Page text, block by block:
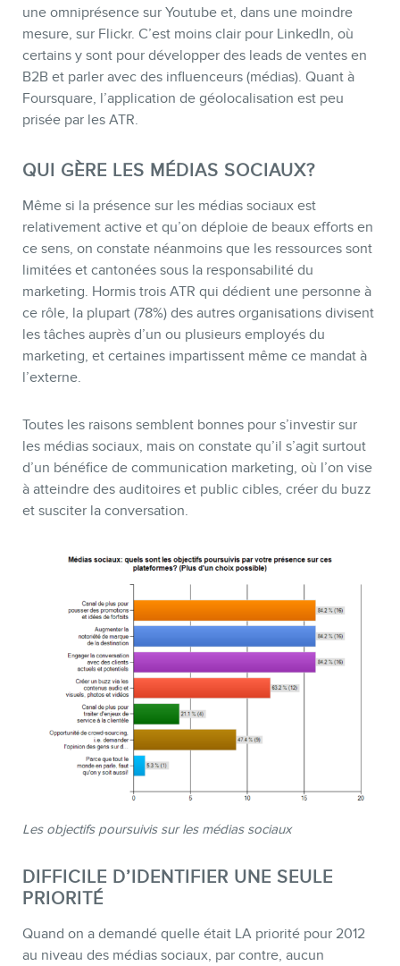
une omniprésence sur Youtube et, dans une moindre
mesure, sur Flickr. C’est moins clair pour LinkedIn, où
certains y sont pour développer des leads de ventes en
B2B et parler avec des influenceurs (médias). Quant à
Foursquare, l’application de géolocalisation est peu
prisée par les ATR.
QUI GÈRE LES MÉDIAS SOCIAUX?
Même si la présence sur les médias sociaux est
relativement active et qu’on déploie de beaux efforts en
ce sens, on constate néanmoins que les ressources sont
limitées et cantonées sous la responsabilité du
marketing. Hormis trois ATR qui dédient une personne à
ce rôle, la plupart (78%) des autres organisations divisent
les tâches auprès d’un ou plusieurs employés du
marketing, et certaines impartissent même ce mandat à
l’externe.
Toutes les raisons semblent bonnes pour s’investir sur
les médias sociaux, mais on constate qu’il s’agit surtout
d’un bénéfice de communication marketing, où l’on vise
à atteindre des auditoires et public cibles, créer du buzz
et susciter la conversation.
Les objectifs poursuivis sur les médias sociaux
DIFFICILE D’IDENTIFIER UNE SEULE
PRIORITÉ
Quand on a demandé quelle était LA priorité pour 2012
au niveau des médias sociaux, par contre, aucun